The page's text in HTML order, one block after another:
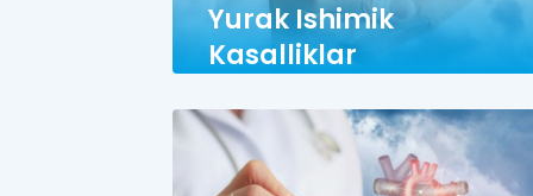
Yurak Ishimik
Kasalliklar